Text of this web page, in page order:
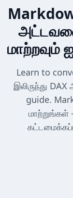
மாற்றவும்
Learn to
இலிருந்து
guide.
மாற்றுங்கள்